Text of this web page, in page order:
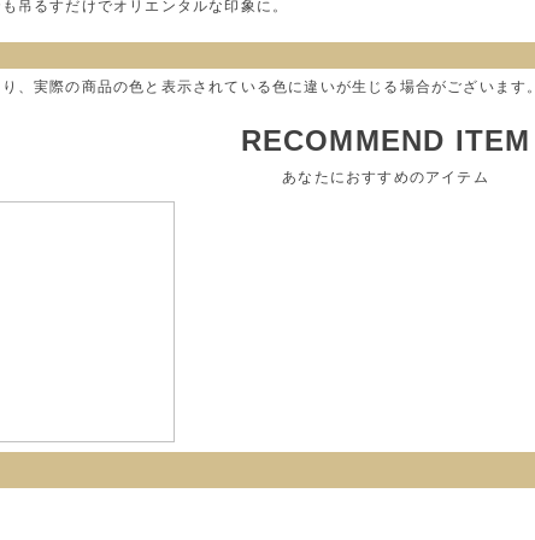
吊るすだけでオリエンタルな印象に。
、実際の商品の色と表示されている色に違いが生じる場合がございます
RECOMMEND ITEM
あなたにおすすめのアイテム